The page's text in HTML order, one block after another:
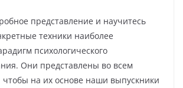
представление и научитесь
техники наиболее
психологического
Они представлены во всем
чтобы на их основе наши выпускники